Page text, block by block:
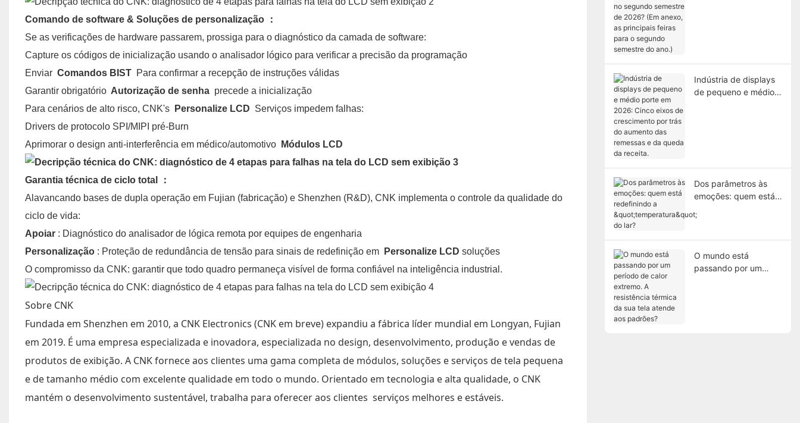
Comando de software & Soluções de personalização
：
Se as verificações de hardware passarem, prossiga para o diagnóstico da camada de software:
Capture os códigos de inicialização usando o analisador lógico para verificar a precisão da programação
Enviar Comandos BIST Para confirmar a recepção de instruções válidas
Garantir obrigatório Autorização de senha precede a inicialização
Para cenários de alto risco, CNK's
Personalize LCD Serviços impedem falhas:
Drivers de protocolo SPI/MIPI pré-Burn
Aprimorar o design anti-interferência em médico/automotivo
Módulos LCD
Garantia técnica de ciclo total
：
Alavancando bases de dupla operação em Fujian (fabricação) e Shenzhen (R&D), CNK implementa o controle da qualidade do
ciclo de vida:
Apoiar : Diagnóstico do analisador de lógica remota por equipes de engenharia
Personalização : Proteção de redundância de tensão para sinais de redefinição em Personalize LCD soluções
O compromisso da CNK: garantir que todo quadro permaneça visível de forma confiável na inteligência industrial.
Sobre CNK
Fundada em Shenzhen em 2010, a CNK Electronics (CNK em breve) expandiu a fábrica líder mundial em Longyan, Fujian
em 2019. É uma empresa especializada e inovadora, especializada no design, desenvolvimento, produção e vendas de
produtos de exibição. A CNK fornece aos clientes uma gama completa de módulos, soluções e serviços de tela pequena
e de tamanho médio com excelente qualidade em todo o mundo. Orientado em tecnologia e alta qualidade, o CNK
mantém o desenvolvimento sustentável, trabalha para oferecer aos clientes serviços melhores e estáveis.
do ano.)
Indústria de displays
de pequeno e médio
Dos parâmetros às
emoções: quem está
"temperatura" do lar?
O mundo está
passando por um